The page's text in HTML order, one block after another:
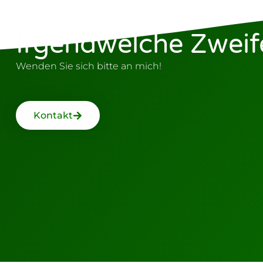
Irgendwelche
Wenden Sie sich bitte an mich!
Kontakt